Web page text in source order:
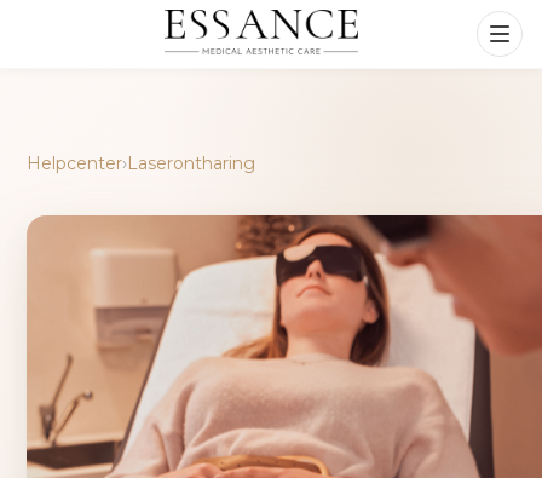
Helpcenter›Laserontharing